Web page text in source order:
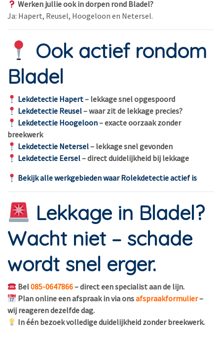
Werken jullie ook in dorpen rond Bladel?
Ja: Hapert, Reusel, Hoogeloon en Netersel.
Ook actief rondom
Bladel
Lekdetectie Hapert– lekkage snel opgespoord
Lekdetectie Reusel– waar zit de lekkage precies?
Lekdetectie Hoogeloon– exacte oorzaak zonder
breekwerk
Lekdetectie Netersel– lekkage snel gevonden
Lekdetectie Eersel– direct duidelijkheid bij lekkage
Bekijk alle werkgebieden waar Rolekdetectie actief is
Lekkage in Bladel?
Wacht niet – schade
wordt snel erger.
Bel085-0647866– direct een specialist aan de lijn.
Plan online een afspraak in via onsafspraakformulier–
wij reageren dezelfde dag.
In één bezoek volledige duidelijkheid zonder breekwerk.